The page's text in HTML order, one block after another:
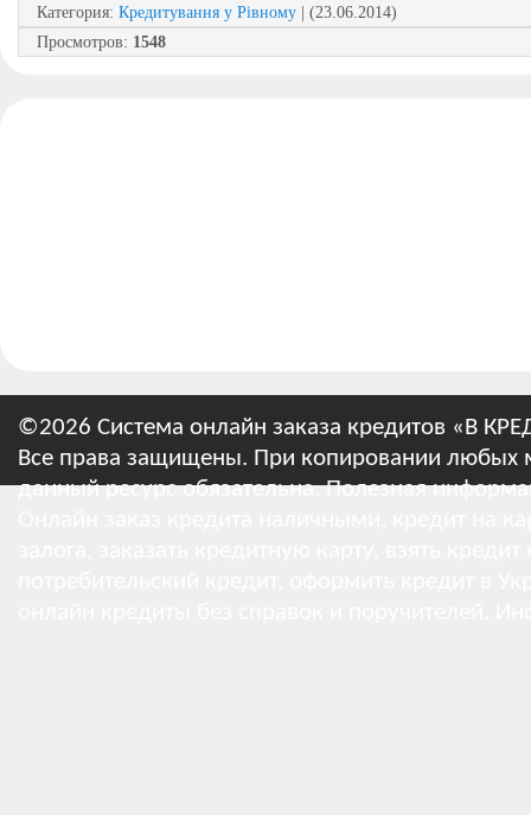
Категория: Кредитування у Рівному | (23.06.2014)
Просмотров: 1548
©2026 Система онлайн заказа кредитов «В
Все права защищены. При копировании любых
данный ресурс обязательна.Полезная